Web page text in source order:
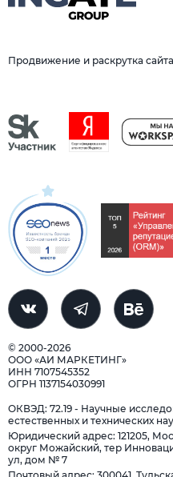
Продвижение и раскрутка
© 2000-2026
ООО «АИ МАРКЕТИНГ»
ИНН 7107545352
ОГРН 1137154030991
ОКВЭД: 72.19 - Научные
естественных и технических
Юридический адрес: 121205,
округ Можайский, тер
ул, дом № 7